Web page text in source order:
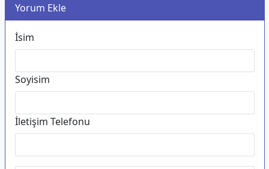
Yorum Ekle
İsim
Soyisim
İletişim Telefonu